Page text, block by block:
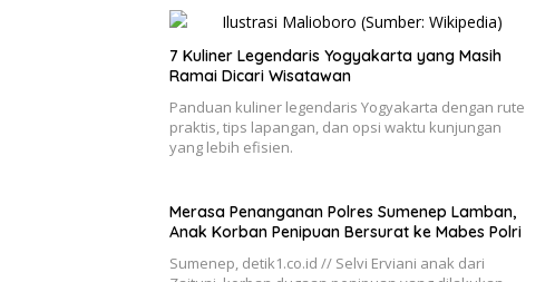
7 Kuliner Legendaris Yogyakarta yang Masih
Ramai Dicari Wisatawan
Panduan kuliner legendaris Yogyakarta dengan rute
praktis, tips lapangan, dan opsi waktu kunjungan
yang lebih efisien.
Merasa Penanganan Polres Sumenep Lamban,
Anak Korban Penipuan Bersurat ke Mabes Polri
Sumenep, detik1.co.id // Selvi Erviani anak dari